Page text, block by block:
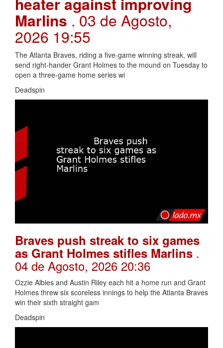
Marlins . 03 de Agosto,
2026 19:55
The Atlanta Braves, riding a five-game winning streak, will
send right-hander Grant Holmes to the mound on Tuesday to
open a three-game home series wi
Deadspin
Braves push streak to six games
as Grant Holmes stifles Marlins .
04 de Agosto, 2026 20:36
Ozzie Albies and Austin Riley each hit a home run and Grant
Holmes threw six scoreless innings to help the Atlanta Braves
win their sixth straight gam
Deadspin